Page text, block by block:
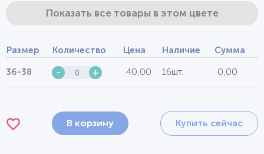
Показать все товары в этом цвете
Размер Количество Цена Наличие Сумма
36-38 - + 40,00 16шт. 0,00
В корзину Купить сейчас